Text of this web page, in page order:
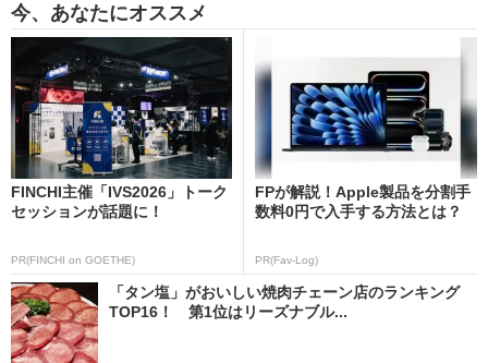
今、あなたにオススメ
FINCHI主催「IVS2026」トーク
セッションが話題に！
PR(FINCHI on GOETHE)
FPが解説！Apple製品を分割手
数料0円で入手する方法とは？
PR(Fav-Log)
「タン塩」がおいしい焼肉チェーン店のランキング
TOP16！ 第1位はリーズナブル...